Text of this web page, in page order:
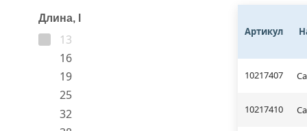
Длина, l
13
16
19
25
32
Артикул
10217407
10217410